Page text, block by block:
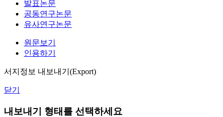
발표논문
공동연구논문
유사연구논문
원문보기
인용하기
서지정보 내보내기(Export)
닫기
내보내기 형태를 선택하세요